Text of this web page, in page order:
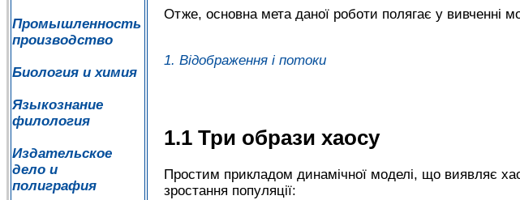
Промышленность
производство
Биология и химия
Языкознание
филология
Издательское
дело и
полиграфия
Отже, основна мета даної роботи полягає у вивченні
1. Відображення і потоки
1.1 Три образи хаосу
Простим прикладом динамічної моделі, що виявляє
зростання популяції: